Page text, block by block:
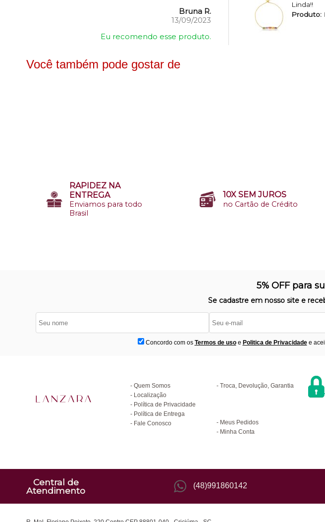
Bruna R.
13/09/2023
Eu recomendo esse produto.
Linda!!
Produto:
Você também pode gostar de
RAPIDEZ NA
ENTREGA
Enviamos para todo
Brasil
10X SEM JUROS
no Cartão de Crédito
5% OFF para
Se cadastre em nosso site e
Concordo com os Termos de usoe Politica de Privacidadee
Quem Somos
Localização
Política de Privacidade
Política de Entrega
Fale Conosco
Troca, Devolução, Garantia
Meus Pedidos
Minha Conta
Central de
Atendimento
(48)991860142